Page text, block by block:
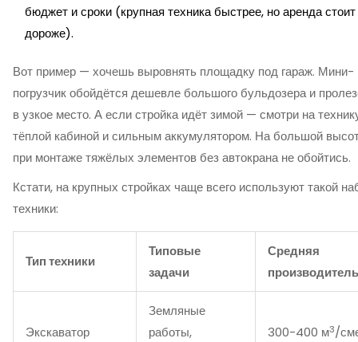
бюджет и сроки (крупная техника быстрее, но аренда стоит
дороже).
Вот пример — хочешь выровнять площадку под гараж. Мини-
погрузчик обойдётся дешевле большого бульдозера и
в узкое место. А если стройка идёт зимой — смотри на
тёплой кабиной и сильным аккумулятором. На большой
при монтаже тяжёлых элементов без автокрана не обойтись.
Кстати, на крупных стройках чаще всего используют такой
техники:
Тип техники
Типовые
задачи
Средняя
Экскаватор
Земляные
работы,
300-400 м3/